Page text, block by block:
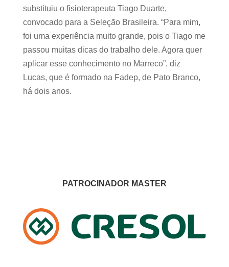
substituiu o fisioterapeuta Tiago Duarte,
convocado para a Seleção Brasileira. “Para mim,
foi uma experiência muito grande, pois o Tiago me
passou muitas dicas do trabalho dele. Agora quer
aplicar esse conhecimento no Marreco”, diz
Lucas, que é formado na Fadep, de Pato Branco,
há dois anos.
PATROCINADOR MASTER